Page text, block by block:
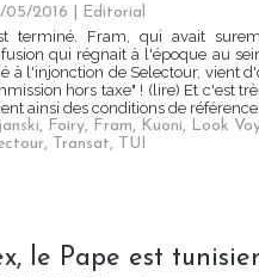
05/2016
Editorial
terminé. Fram, qui avait
qui régnait à l'époque au
à l'injonction de Selectour, vient
hors taxe" ! (lire) Et c'est
ainsi des conditions de
, Foiry, Fram, Kuoni, Look
, Transat, TUI
le Pape est